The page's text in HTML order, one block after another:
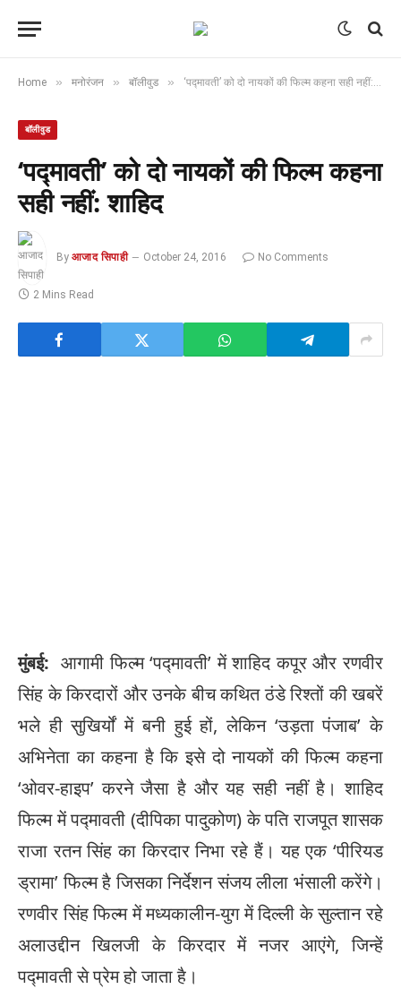
Home » मनोरंजन » बॉलीवुड » ‘पद्मावती’ को दो नायकों की फिल्म कहना सही नहीं: शाहिद
बॉलीवुड
‘पद्मावती’ को दो नायकों की फिल्म कहना
सही नहीं: शाहिद
By आजाद सिपाही October 24, 2016 No Comments
2 Mins Read
मुंबई: आगामी फिल्म ‘पद्मावती’ में शाहिद कपूर और रणवीर
सिंह के किरदारों और उनके बीच कथित ठंडे रिश्तों की खबरें
भले ही सुखिर्यों में बनी हुई हों, लेकिन ‘उड़ता पंजाब’ के
अभिनेता का कहना है कि इसे दो नायकों की फिल्म कहना
‘ओवर-हाइप’ करने जैसा है और यह सही नहीं है। शाहिद
फिल्म में पद्मावती (दीपिका पादुकोण) के पति राजपूत शासक
राजा रतन सिंह का किरदार निभा रहे हैं। यह एक ‘पीरियड
ड्रामा’ फिल्म है जिसका निर्देशन संजय लीला भंसाली करेंगे।
रणवीर सिंह फिल्म में मध्यकालीन-युग में दिल्ली के सुल्तान रहे
अलाउद्दीन खिलजी के किरदार में नजर आएंगे, जिन्हें
पद्मावती से प्रेम हो जाता है।